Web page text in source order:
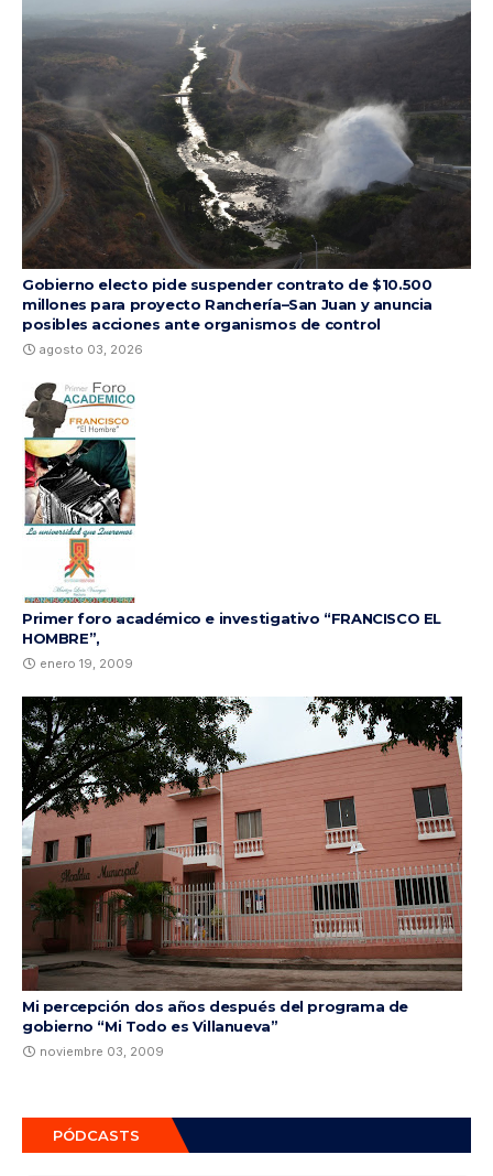
Gobierno electo pide suspender contrato de $10.500
millones para proyecto Ranchería–San Juan y anuncia
posibles acciones ante organismos de control
agosto 03, 2026
Primer foro académico e investigativo “FRANCISCO EL
HOMBRE”,
enero 19, 2009
Mi percepción dos años después del programa de
gobierno “Mi Todo es Villanueva”
noviembre 03, 2009
PÓDCASTS